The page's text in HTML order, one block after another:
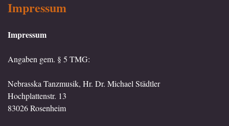
Impressum
Impressum
Angaben gem. § 5 TMG:
Nebrasska Tanzmusik, Hr. Dr. Michael Städtler
Hochplattenstr. 13
83026 Rosenheim